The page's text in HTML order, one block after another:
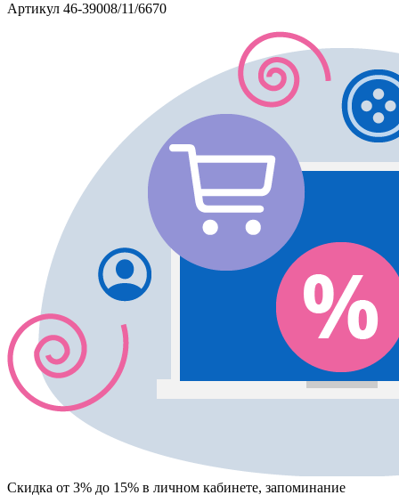
Артикул 46-39008/11/6670
Скидка от 3% до 15% в личном кабинете, запоминание